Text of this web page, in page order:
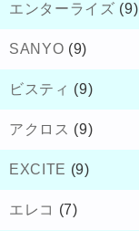
エンターライズ (9)
SANYO (9)
ビスティ (9)
アクロス (9)
EXCITE (9)
エレコ (7)